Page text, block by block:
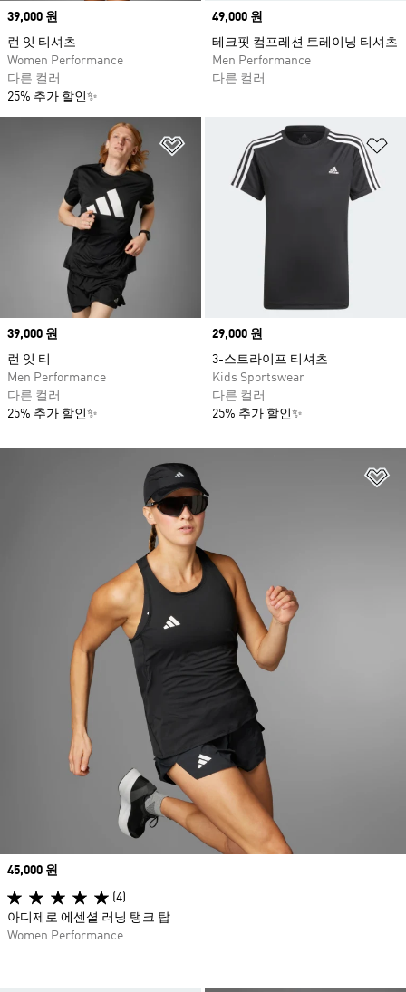
Price
39,000 원
런 잇 티셔츠
Women Performance
다른 컬러
25% 추가 할인✨
Price
49,000 원
테크핏 컴프레션 트레이닝 티셔츠
Men Performance
다른 컬러
위시리스트 담기
Price
39,000 원
런 잇 티
Men Performance
다른 컬러
25% 추가 할인✨
Price
29,000 원
3-스트라이프 티셔츠
Kids Sportswear
다른 컬러
25% 추가 할인✨
Price
45,000 원
(4)
아디제로 에센셜 러닝 탱크 탑
Women Performance